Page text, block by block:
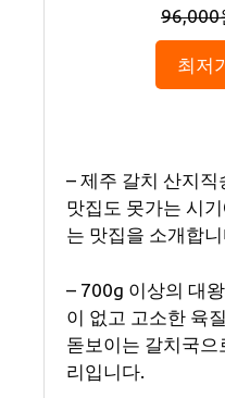
96,000
최저
– 제주 갈치 산지직
맛집도 못가는 시
는 맛집을 소개합
– 700g 이상의 대
이 없고 고소한 육
돋보이는 갈치국으
리입니다.